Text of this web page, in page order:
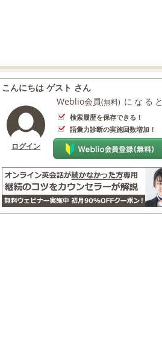
こんにちは ゲスト さん
ログイン
Weblio会員(無料) になると
検索履歴を保存できる！
語彙力診断の実施回数増加！